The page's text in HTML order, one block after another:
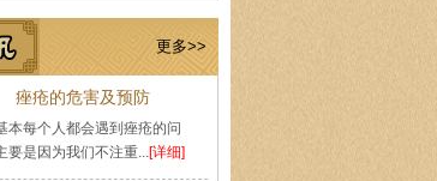
更多>>
痤疮的危害及预防
本每个人都会遇到痤疮的问
要是因为我们不注重...[详细]